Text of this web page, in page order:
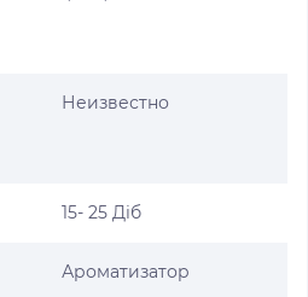
Неизвестно
15- 25 Діб
Ароматизатор